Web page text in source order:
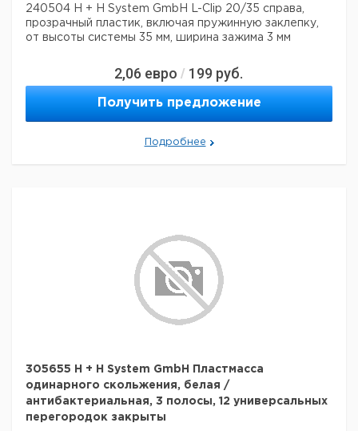
240504 H + H System GmbH L-Clip 20/35 справа,
прозрачный пластик, включая пружинную заклепку,
от высоты системы 35 мм, ширина зажима 3 мм
2,06 евро / 199 руб.
Получить предложение
Подробнее
305655 H + H System GmbH Пластмасса
одинарного скольжения, белая /
антибактериальная, 3 полосы, 12 универсальных
перегородок закрыты